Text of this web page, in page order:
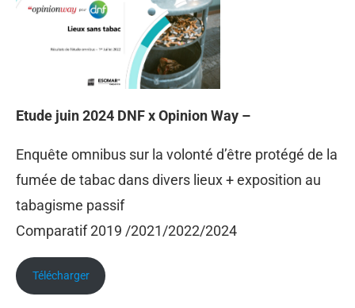
Etude juin 2024 DNF x Opinion Way –
Enquête omnibus sur la volonté d’être protégé de la
fumée de tabac dans divers lieux + exposition au
tabagisme passif
Comparatif 2019 /2021/2022/2024
Télécharger